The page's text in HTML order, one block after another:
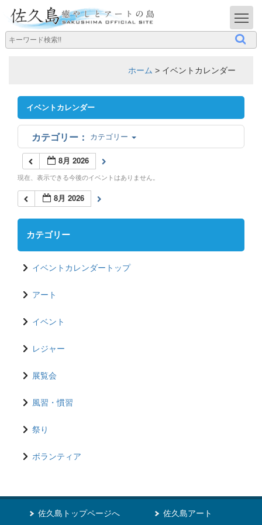
ホーム > イベントカレンダー
イベントカレンダー
カテゴリー
8月 2026
現在、表示できる今後のイベントはありません。
8月 2026
カテゴリー
イベントカレンダートップ
アート
イベント
レジャー
展覧会
風習・慣習
祭り
ボランティア
佐久島トップページへ 佐久島アート